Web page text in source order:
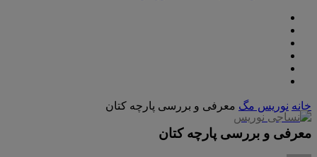
خانه نوریس مگ معرفی و بررسی پارچه کتان
معرفی و بررسی پارچه کتان